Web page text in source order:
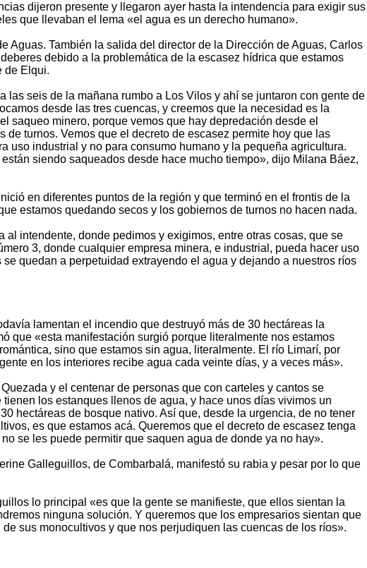
dijeron presente y llegaron ayer hasta la intendencia para exigir sus
que llevaban el lema «el agua es un derecho humano».
Aguas. También la salida del director de la Dirección de Aguas, Carlos
debido a la problemática de la escasez hídrica que estamos
de Elqui.
las seis de la mañana rumbo a Los Vilos y ahí se juntaron con gente de
desde las tres cuencas, y creemos que la necesidad es la
saqueo minero, porque vemos que hay depredación desde el
de turnos. Vemos que el decreto de escasez permite hoy que las
uso industrial y no para consumo humano y la pequeña agricultura.
siendo saqueados desde hace mucho tiempo», dijo Milana Báez,
en diferentes puntos de la región y que terminó en el frontis de la
estamos quedando secos y los gobiernos de turnos no hacen nada.
al intendente, donde pedimos y exigimos, entre otras cosas, que se
3, donde cualquier empresa minera, e industrial, pueda hacer uso
quedan a perpetuidad extrayendo el agua y dejando a nuestros ríos
lamentan el incendio que destruyó más de 30 hectáreas la
que «esta manifestación surgió porque literalmente nos estamos
sino que estamos sin agua, literalmente. El río Limarí, por
en los interiores recibe agua cada veinte días, y a veces más».
y el centenar de personas que con carteles y cantos se
los estanques llenos de agua, y hace unos días vivimos un
hectáreas de bosque nativo. Así que, desde la urgencia, de no tener
es que estamos acá. Queremos que el decreto de escasez tenga
se les puede permitir que saquen agua de donde ya no hay».
Galleguillos, de Combarbalá, manifestó su rabia y pesar por lo que
lo principal «es que la gente se manifieste, que ellos sientan la
ninguna solución. Y queremos que los empresarios sientan que
sus monocultivos y que nos perjudiquen las cuencas de los ríos».